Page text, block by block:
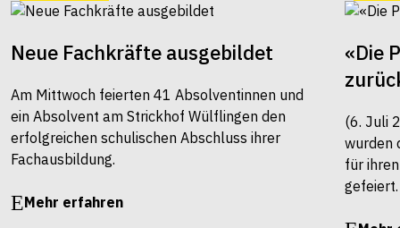
Neue Fachkräfte ausgebildet
Am Mittwoch feierten 41 Absolventinnen und
ein Absolvent am Strickhof Wülflingen den
erfolgreichen schulischen Abschluss ihrer
Fachausbildung.
Mehr erfahren
«Die
(6. Juli
wurden
für
gefeiert.